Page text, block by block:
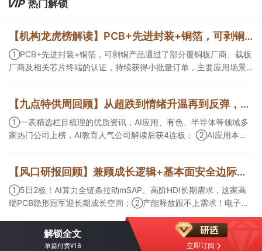
热门解锁
【机构龙虎榜解读】PCB+先进封装+铜箔，可剥铜产品通过了部分覆铜板厂商、载板厂商及相关芯片终端的认证，持续获得小批量订单，主要应用场景包括芯片封装光模块用PCB，机构大额净买入这家公司
①PCB+先进封装+铜箔，可剥铜产品通过了部分覆铜板厂商、载板
厂商及相关芯片终端的认证，持续获得小批量订单，主要应用场景
等方面具有丰富经验，具备承接细胞与基因治疗产品商业化受托生
产的合规资质，这家公司获净买入。
【九点特供周回顾】从超跌到情绪升温再到反弹，栏目梳理AI应用题材逻辑，AI教育人气公司解读后获4连板
①一表精选栏目梳理的优质资讯，AI应用、有色、半导体等领域多
家热门公司上榜，AI教育人气公司解读后获4连板； ②AI应用本周
角前瞻产业供需情况，提及2家核心公司双双涨停。
【风口研报回顾】兼顾成长逻辑+基本面安全边际！王牌自营前瞻覆盖“pcb+MLCC+电子布”，梳理AI产业链优质标的“深坑起跳”
①5日2板！AI算力全链条拉动mSAP、高阶HDI长期需求，这家高
端PCB隐形冠军迎长期成长空间；②产能释放跟不上需求！电子布
未来3年缺口难消，深坑之际再梳理行业逻辑，人气龙头涨超3成；
③AI服务器、机器人带动MLCC景气周期持续！这家公司扩产、涨
价预期暂未被市场定价，王牌自营前瞻捕捉“预期差”，3日大涨
解锁全文
单篇付费¥18 立即订阅